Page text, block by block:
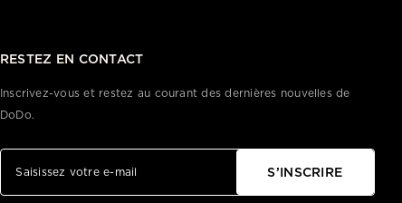
RESTEZ EN CONTACT
Inscrivez-vous et restez au courant des dernières nouvelles de
DoDo.
S’INSCRIRE